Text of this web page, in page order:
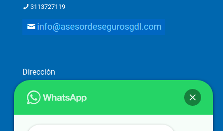
3113727119
Dirección
Dirección: Ostia 2782-piso 1, Providencia 2a. Secc, 44648
Guadalajara, Jal.
Atención a clientes solo con previa cita